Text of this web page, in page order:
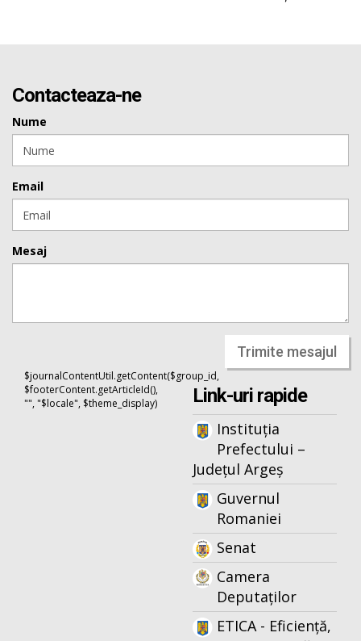
Contacteaza-ne
Nume
Email
Mesaj
Trimite mesajul
$journalContentUtil.getContent($group_id,
$footerContent.getArticleId(),
"", "$locale", $theme_display)
Link-uri rapide
Instituția
Prefectului –
Județul Argeș
Guvernul
Romaniei
Senat
Camera
Deputaților
ETICA - Eficiență,